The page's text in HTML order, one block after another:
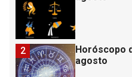
Horóscopo
agosto
2